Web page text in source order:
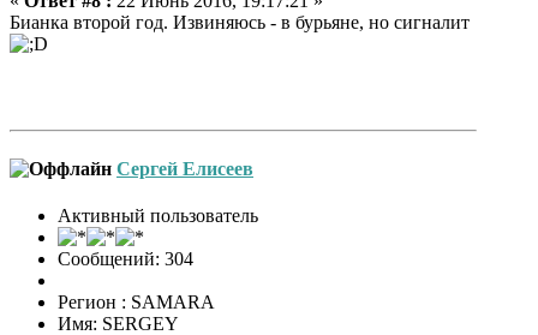
Бианка второй год. Извиняюсь - в бурьяне, но сигналит
Сергей Елисеев
Активный пользователь
Сообщений: 304
Регион : SAMARA
Имя: SERGEY